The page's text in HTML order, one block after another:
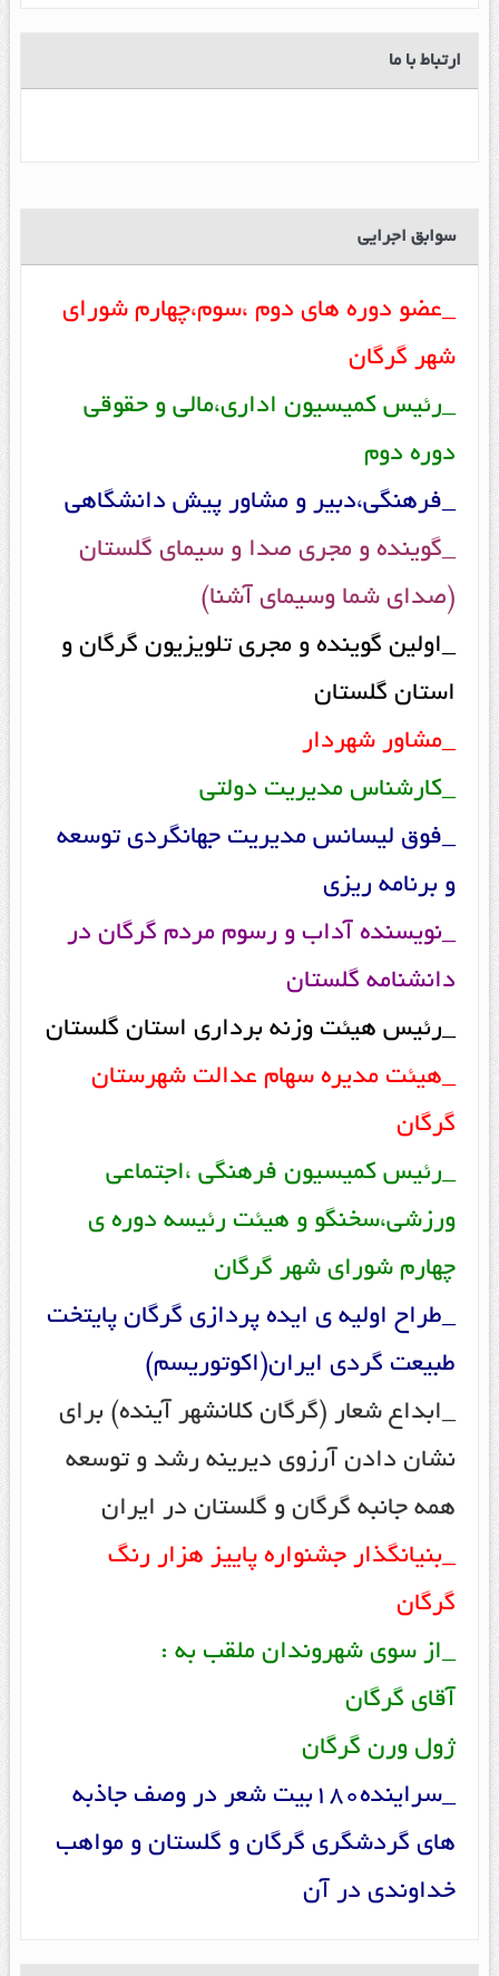
ارتباط با ما
سوابق اجرایی
_عضو دوره های دوم ،سوم،چهارم شورای
شهر گرگان
_رئیس کمیسیون اداری،مالی و حقوقی
دوره دوم
_فرهنگی،دبیر و مشاور پیش دانشگاهی
_گوینده و مجری صدا و سیمای گلستان
(صدای شما وسیمای آشنا)
_اولین گوینده و مجری تلویزیون گرگان و
استان گلستان
_مشاور شهردار
_کارشناس مدیریت دولتی
_فوق لیسانس مدیریت جهانگردی توسعه
و برنامه ریزی
_نویسنده آداب و رسوم مردم گرگان در
دانشنامه گلستان
_رئیس هیئت وزنه برداری استان گلستان
_هیئت مدیره سهام عدالت شهرستان
گرگان
_رئیس کمیسیون فرهنگی ،اجتماعی
ورزشی،سخنگو و هیئت رئیسه دوره ی
چهارم شورای شهر گرگان
_طراح اولیه ی ایده پردازی گرگان پایتخت
طبیعت گردی ایران(اکوتوریسم)
_ابداع شعار (گرگان کلانشهر آینده) برای
نشان دادن آرزوی دیرینه رشد و توسعه
همه جانبه گرگان و گلستان در ایران
_بنیانگذار جشنواره پاییز هزار رنگ
گرگان
_از سوی شهروندان ملقب به :
آقای گرگان
ژول ورن گرگان
_سراینده180بیت شعر در وصف جاذبه
های گردشگری گرگان و گلستان و مواهب
خداوندی در آن